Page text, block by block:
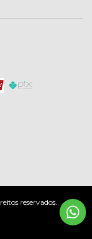
reservados.